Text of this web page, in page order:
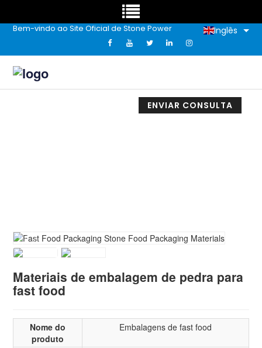
Bem-vindo ao Site Oficial de Stone Power Inglês
ENVIAR CONSULTA
Materiais de embalagem de pedra para
fast food
Nome do
produto
Embalagens de fast food